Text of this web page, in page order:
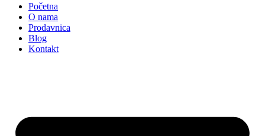
Početna
O nama
Prodavnica
Blog
Kontakt